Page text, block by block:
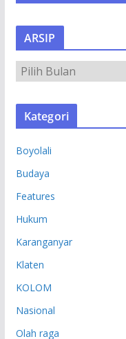
ARSIP
R
S
Kategori
Boyolali
Budaya
Features
Hukum
Karanganyar
Klaten
KOLOM
Nasional
Olah raga